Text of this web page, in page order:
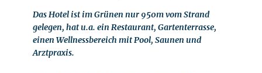
Das Hotel ist im Grünen nur 950m vom Strand
gelegen, hat u.a. ein Restaurant, Gartenterrasse,
einen Wellnessbereich mit Pool, Saunen und
Arztpraxis.